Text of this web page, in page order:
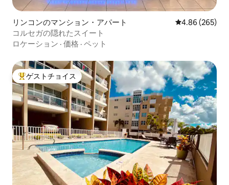
リンコンのマンション・アパート レビュー265
4.86 (265)
コルセガの隠れたスイート
ロケーション · 価格 · ペット
大好評のゲストチョイスです。
ゲストチョイス